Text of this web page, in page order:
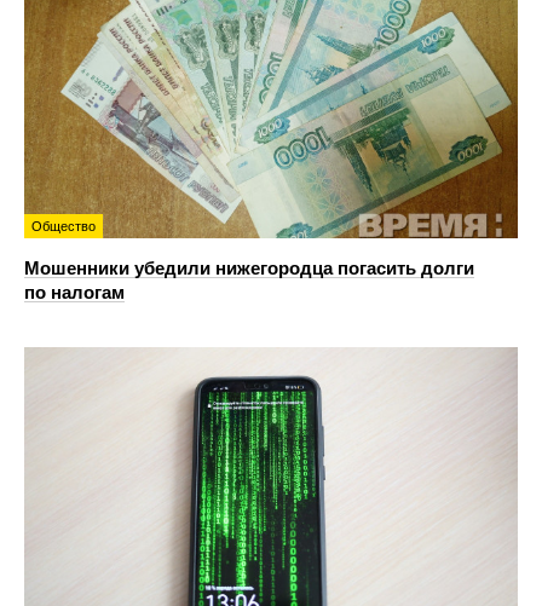
Общество
Мошенники убедили нижегородца погасить долги
по налогам